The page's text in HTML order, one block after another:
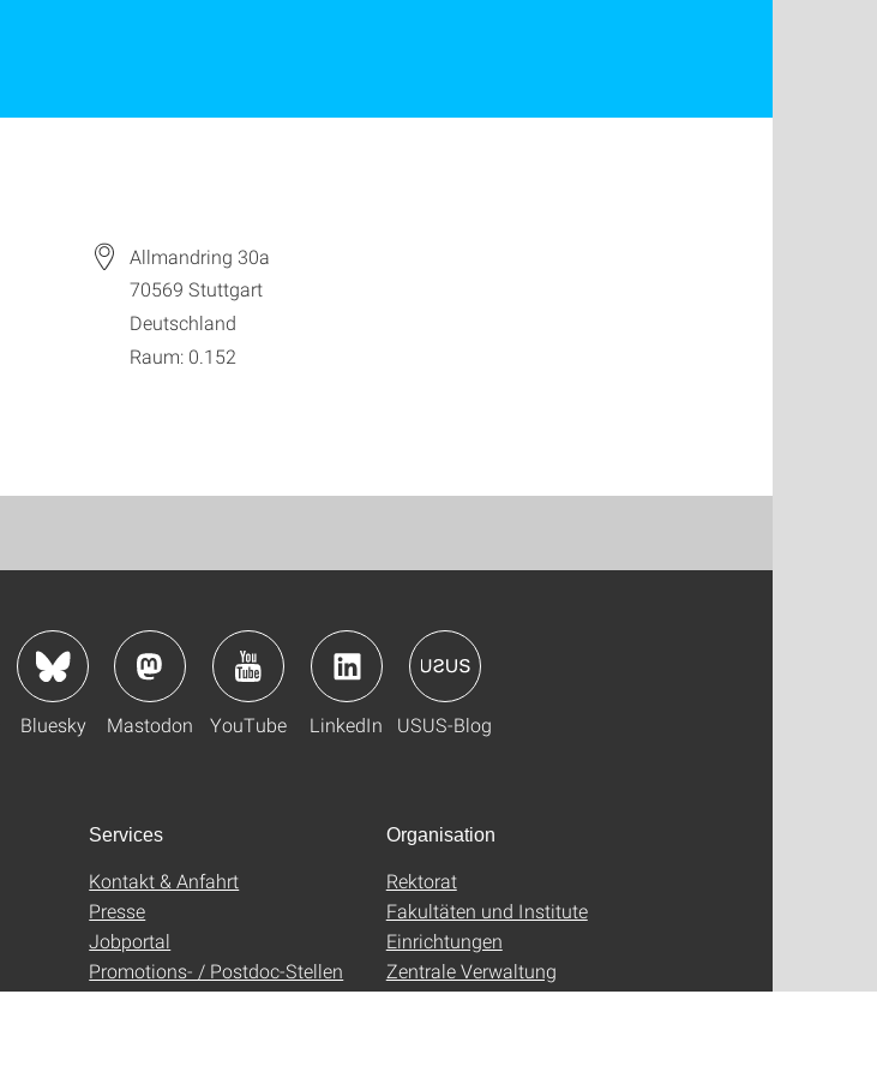
Allmandring 30a
70569 Stuttgart
Deutschland
Raum: 0.152
Bluesky Mastodon YouTube LinkedIn USUS-Blog
Services
Kontakt & Anfahrt
Presse
Jobportal
Promotions- / Postdoc-Stellen
Organisation
Rektorat
Fakultäten und Institute
Einrichtungen
Zentrale Verwaltung